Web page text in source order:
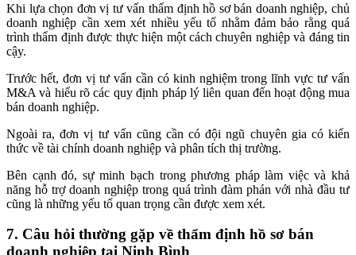
Khi lựa chọn đơn vị tư vấn thẩm định hồ sơ bán doanh nghiệp, chủ
doanh nghiệp cần xem xét nhiều yếu tố nhằm đảm bảo rằng quá
trình thẩm định được thực hiện một cách chuyên nghiệp và đáng tin
cậy.
Trước hết, đơn vị tư vấn cần có kinh nghiệm trong lĩnh vực tư vấn
M&A và hiểu rõ các quy định pháp lý liên quan đến hoạt động mua
bán doanh nghiệp.
Ngoài ra, đơn vị tư vấn cũng cần có đội ngũ chuyên gia có kiến
thức về tài chính doanh nghiệp và phân tích thị trường.
Bên cạnh đó, sự minh bạch trong phương pháp làm việc và khả
năng hỗ trợ doanh nghiệp trong quá trình đàm phán với nhà đầu tư
cũng là những yếu tố quan trọng cần được xem xét.
7. Câu hỏi thường gặp về thẩm định hồ sơ bán
doanh nghiệp tại Ninh Bình